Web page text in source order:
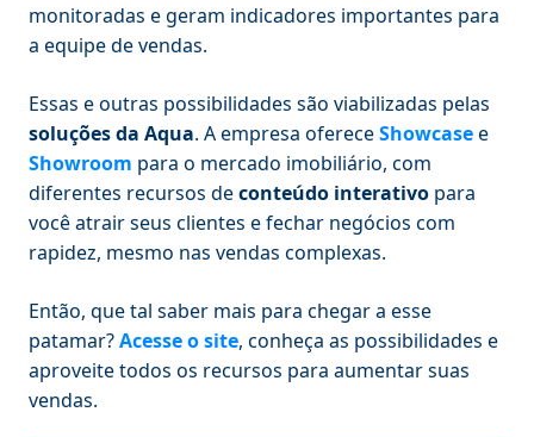
monitoradas e geram indicadores importantes para
a equipe de vendas.
Essas e outras possibilidades são viabilizadas pelas
soluções da Aqua. A empresa ofereceShowcasee
Showroom para o mercado imobiliário, com
diferentes recursos deconteúdo interativo para
você atrair seus clientes e fechar negócios com
rapidez, mesmo nas vendas complexas.
Então, que tal saber mais para chegar a esse
patamar?Acesse o site, conheça as possibilidades e
aproveite todos os recursos para aumentar suas
vendas.